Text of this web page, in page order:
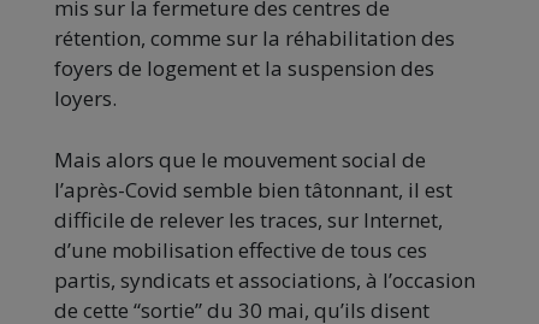
mis sur la fermeture des centres de
rétention, comme sur la réhabilitation des
foyers de logement et la suspension des
loyers.
Mais alors que le mouvement social de
l’après-Covid semble bien tâtonnant, il est
difficile de relever les traces, sur Internet,
d’une mobilisation effective de tous ces
partis, syndicats et associations, à l’occasion
de cette “sortie” du 30 mai, qu’ils disent